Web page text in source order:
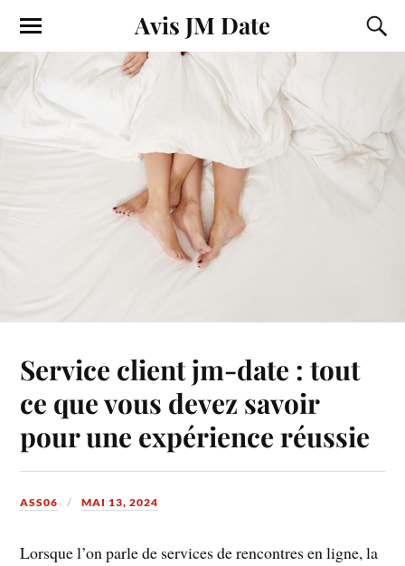
Avis JM Date
Service client jm-date : tout
ce que vous devez savoir
pour une expérience réussie
ASS06 MAI 13, 2024
Lorsque l’on parle de services de rencontres en ligne, la